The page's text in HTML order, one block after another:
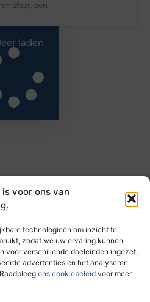
voor ons van
technologieën om inzicht te
zodat we uw ervaring kunnen
voor verschillende doeleinden ingezet,
advertenties en het analyseren
ons cookiebeleid voor meer
sfeer, een
laden
inzichten op taec.nl
en praktische tips die